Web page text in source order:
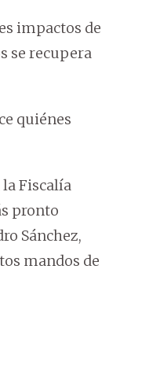
impactos de
se recupera
quiénes
Fiscalía
pronto
Sánchez,
mandos de